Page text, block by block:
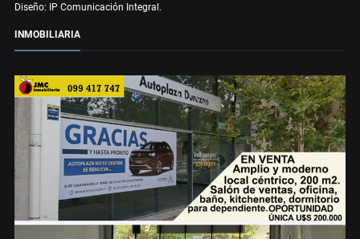
Diseño: IP Comunicación Integral.
INMOBILIARIA